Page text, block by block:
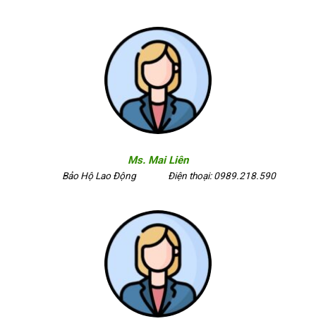
Ms. Mai Liên
Bảo Hộ Lao Động Điện thoại: 0989.218.590